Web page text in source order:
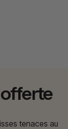
tenaces au